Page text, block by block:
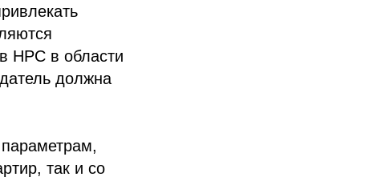
НРС в области
должна
так и со